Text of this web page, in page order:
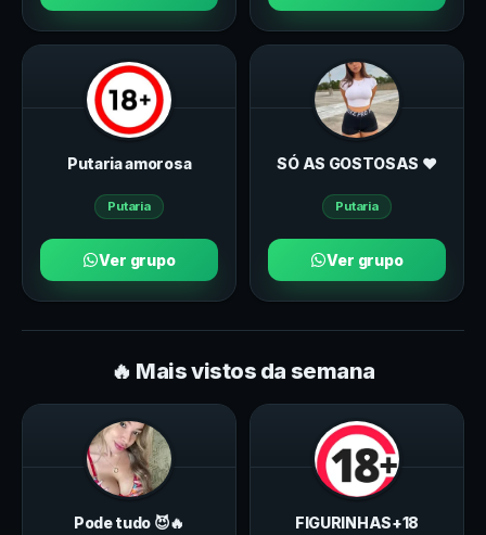
Putaria amorosa
Putaria
Ver grupo
SÓ AS GOSTOSAS ♥️
Putaria
Ver grupo
🔥 Mais vistos da semana
Pode tudo 😈🔥 FIGURINHAS+18